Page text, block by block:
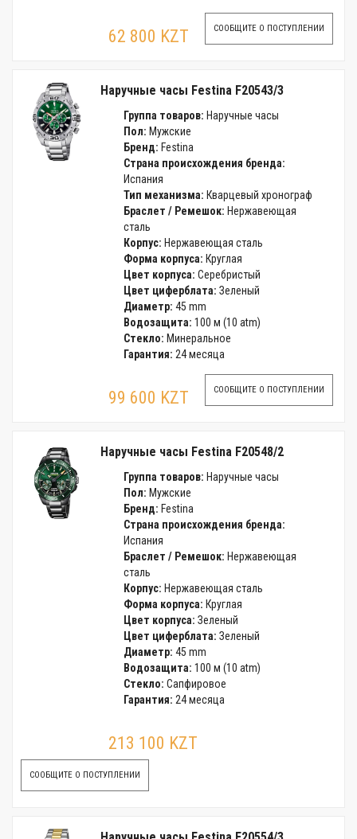
62 800 KZT СООБЩИТЕ О ПОСТУПЛЕНИИ
Наручные часы Festina F20543/3
Группа товаров: Наручные часы
Пол: Мужские
Бренд: Festina
Страна происхождения бренда:
Испания
Тип механизма: Кварцевый хронограф
Браслет / Ремешок: Нержавеющая
сталь
Корпус: Нержавеющая сталь
Форма корпуса: Круглая
Цвет корпуса: Серебристый
Цвет циферблата: Зеленый
Диаметр: 45 mm
Водозащита: 100 м (10 atm)
Стекло: Минеральное
Гарантия: 24 месяца
99 600 KZT СООБЩИТЕ О ПОСТУПЛЕНИИ
Наручные часы Festina F20548/2
Группа товаров: Наручные часы
Пол: Мужские
Бренд: Festina
Страна происхождения бренда:
Испания
Браслет / Ремешок: Нержавеющая
сталь
Корпус: Нержавеющая сталь
Форма корпуса: Круглая
Цвет корпуса: Зеленый
Цвет циферблата: Зеленый
Диаметр: 45 mm
Водозащита: 100 м (10 atm)
Стекло: Сапфировое
Гарантия: 24 месяца
213 100 KZT
СООБЩИТЕ О ПОСТУПЛЕНИИ